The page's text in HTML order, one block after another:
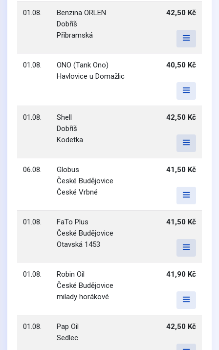
01.08.
Benzina ORLEN
Dobříš
Příbramská
42,50 Kč
01.08.
ONO (Tank Ono)
Havlovice u Domažlic
40,50 Kč
01.08.
Shell
Dobříš
Kodetka
42,50 Kč
06.08.
Globus
České Budějovice
České Vrbné
41,50 Kč
01.08.
FaTo Plus
České Budějovice
Otavská 1453
41,50 Kč
01.08.
Robin Oil
České Budějovice
milady horákové
41,90 Kč
01.08.
Pap Oil
Sedlec
42,50 Kč